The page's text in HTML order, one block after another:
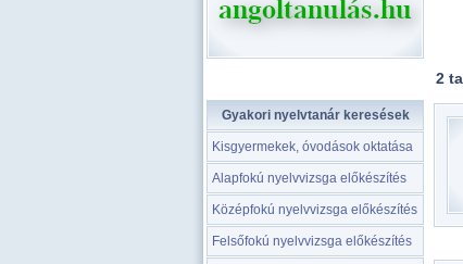
Gyakori nyelvtanár keresések
Kisgyermekek, óvodások oktatása
Alapfokú nyelvvizsga előkészítés
Középfokú nyelvvizsga előkészítés
Felsőfokú nyelvvizsga előkészítés
2